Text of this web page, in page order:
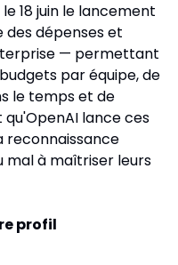
18 juin le lancement
des dépenses et
— permettant
par équipe, de
le temps et de
lance ces
reconnaissance
mal à maîtriser leurs
profil